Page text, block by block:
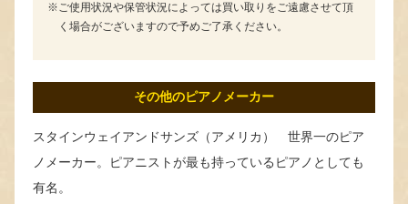
ご使用状況や保管状況によっては買い取りをご遠慮させて頂
く場合がございますので予めご了承ください。
その他のピアノメーカー
スタインウェイアンドサンズ（アメリカ） 世界一のピア
ノメーカー。ピアニストが最も持っているピアノとしても
有名。